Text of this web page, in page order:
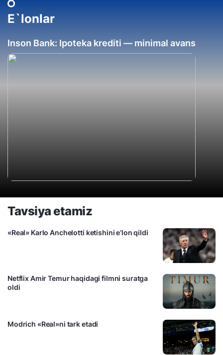
E`lonlar
Inson Bank: Ipoteka krediti — minimal avans
Tavsiya etamiz
«Real» Karlo Anchelotti ketishini e’lon qildi
Netflix Amir Temur haqidagi filmni suratga
oldi
Modrich «Real»ni tark etadi